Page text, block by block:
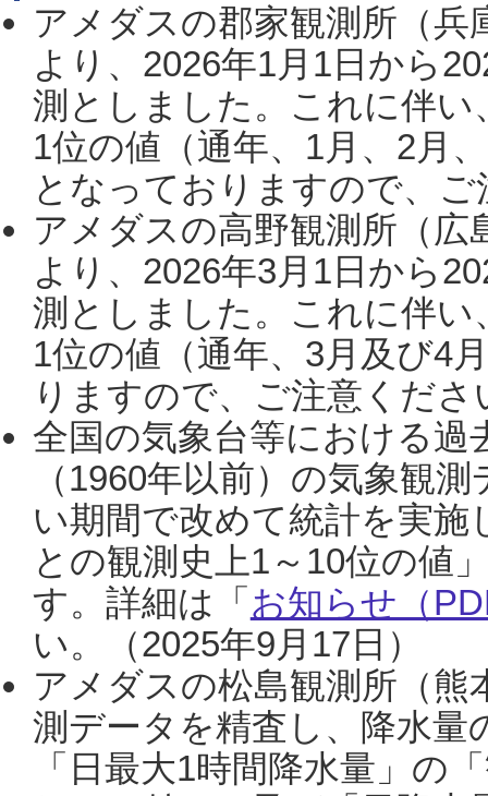
アメダスの郡家観測所（
より、2026年1月1日から
測としました。これに伴い
1位の値（通年、1月、2月
となっておりますので、
アメダスの高野観測所（
より、2026年3月1日から
測としました。これに伴い
1位の値（通年、3月及び4
りますので、ご注意くだ
全国の気象台等における過
（1960年以前）の気象観
い期間で改めて統計を実
との観測史上1～10位の値
す。詳細は「 お知らせ（
い。（2025年9月17日）
アメダスの松島観測所（熊
測データを精査し、降水
「日最大1時間降水量」の